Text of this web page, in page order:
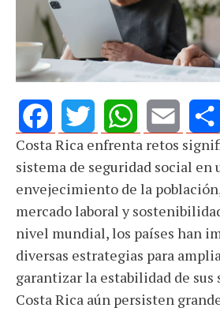
FacebookTwitterWhatsApp
Email
Costa Rica enfrenta retos
sistema de seguridad social en
envejecimiento de la
mercado laboral y
nivel mundial, los países han
diversas estrategias para
garantizar la estabilidad de sus
Costa Rica aún persisten